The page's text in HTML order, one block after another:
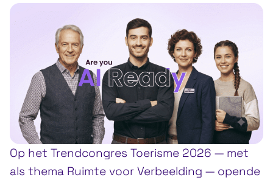
Op het Trendcongres Toerisme 2026 — met
als thema Ruimte voor Verbeelding — opende